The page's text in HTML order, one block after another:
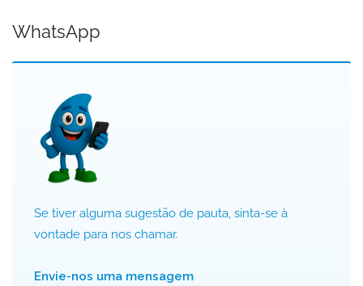
WhatsApp
Se tiver alguma sugestão de pauta, sinta-se à
vontade para nos chamar.
Envie-nos uma mensagem